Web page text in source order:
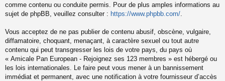
comme contenu ou conduite permis. Pour de plus amples informations au
sujet de phpBB, veuillez consulter : https://www.phpbb.com/
Vous acceptez de ne pas publier de contenu abusif, obscène, vulgaire,
diffamatoire, choquant, menaçant, à caractère sexuel ou tout autre
contenu qui peut transgresser les lois de votre pays, du pays où
« Amicale Pan European - Rejoignez ses 123 membres » est hébergé ou
les lois internationales. Le faire peut vous mener à un bannissement
immédiat et permanent, avec une notification à votre fournisseur d’accès